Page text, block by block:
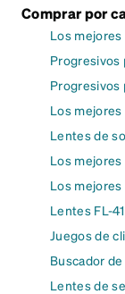
Comprar por
Los
Progresivos
Progresivos
Los
Lentes de
Los
Los mejores
Lentes FL-41
Juegos de
Buscador
Lentes de